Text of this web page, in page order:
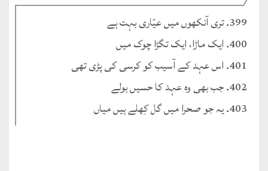
399۔ تری آنکھوں میں عیّاری بہت ہے
400۔ ایک ماڑا، ایک تگڑا چوک میں
401۔ اس عہد کے آسیب کو کرسی کی پڑی تھی
402۔ جب بھی وہ عہد کا حسیں بولے
403۔ یہ جو صحرا میں گل کِھلے ہیں میاں